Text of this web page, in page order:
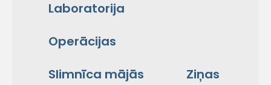
Laboratorija
Operācijas
Slimnīca mājās Ziņas